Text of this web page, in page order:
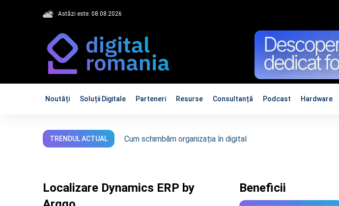
Astăzi este: 08.08.2026
Noutăți Soluții Digitale Parteneri Resurse Consultanță Podcast Hardware
TRENDUL ACTUAL Cum schimbăm organizația în digital
Localizare Dynamics ERP by
Beneficii